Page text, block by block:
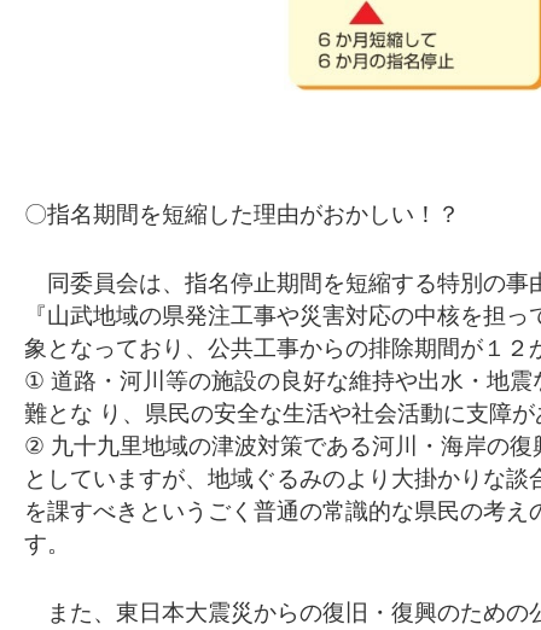
〇指名期間を短縮した理由がおかしい！？
同委員会は、指名停止期間を短縮する特別の事
『山武地域の県発注工事や災害対応の中核を担
象となっており、公共工事からの排除期間が１２
① 道路・河川等の施設の良好な維持や出水・地
難とな り、県民の安全な生活や社会活動に支障が
② 九十九里地域の津波対策である河川・海岸の
としていますが、地域ぐるみのより大掛かりな
を課すべきというごく普通の常識的な県民の考え
す。
また、東日本大震災からの復旧・復興のための